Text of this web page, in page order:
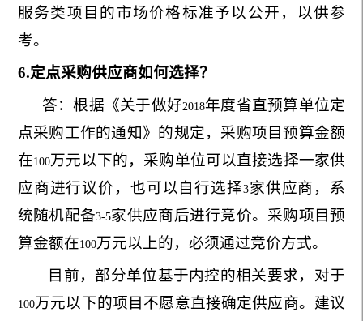
服务类项目的市场价格标准予以公开，以供参
考。
6.定点采购供应商如何选择？
答：根据《关于做好2018年度省直预算单位定
点采购工作的通知》的规定，采购项目预算金额
在100万元以下的，采购单位可以直接选择一家供
应商进行议价，也可以自行选择3家供应商，系
统随机配备3-5家供应商后进行竞价。采购项目预
算金额在100万元以上的，必须通过竞价方式。
目前，部分单位基于内控的相关要求，对于
100万元以下的项目不愿意直接确定供应商。建议